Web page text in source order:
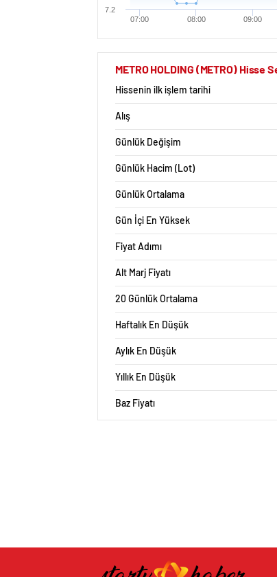
07:00 08:00 09:00
7.2
METRO HOLDING (METRO)
Hissenin ilk işlem tarihi
Alış
Günlük Değişim
Günlük Hacim (Lot)
Günlük Ortalama
Gün İçi En Yüksek
Fiyat Adımı
Alt Marj Fiyatı
20 Günlük Ortalama
Haftalık En Düşük
Aylık En Düşük
Yıllık En Düşük
Baz Fiyatı